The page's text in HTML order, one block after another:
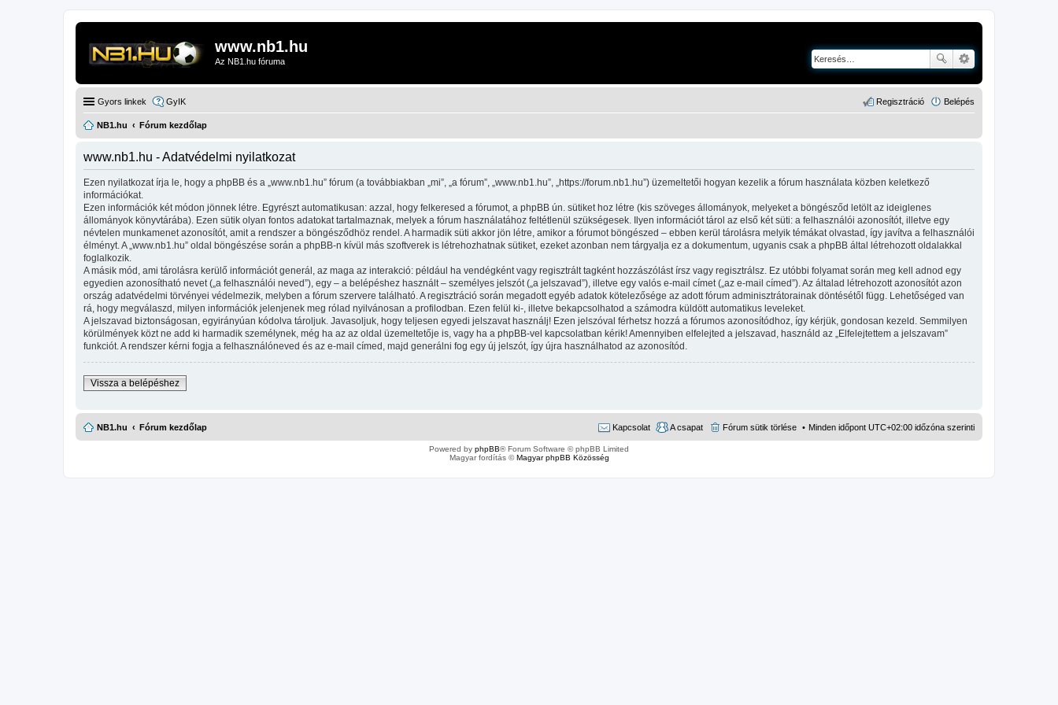
www.nb1.hu
Az NB1.hu fóruma
Gyors linkek GyIK Belépés
Regisztráció
NB1.hu Fórum kezdőlap
www.nb1.hu - Adatvédelmi nyilatkozat
Ezen nyilatkozat írja le, hogy a phpBB és a „www.nb1.hu” fórum (a továbbiakban „mi”, „a fórum”, „www.nb1.hu”, „https://forum.nb1.hu”) üzemeltetői hogyan kezelik a fórum használata közben keletkező
információkat.
Ezen információk két módon jönnek létre. Egyrészt automatikusan: azzal, hogy felkeresed a fórumot, a phpBB ún. sütiket hoz létre (kis szöveges állományok, melyeket a böngésződ letölt az ideiglenes
állományok könyvtárába). Ezen sütik olyan fontos adatokat tartalmaznak, melyek a fórum használatához feltétlenül szükségesek. Ilyen információt tárol az első két süti: a felhasználói azonosítót, illetve egy
névtelen munkamenet azonosítót, amit a rendszer a böngésződhöz rendel. A harmadik süti akkor jön létre, amikor a fórumot böngészed – ebben kerül tárolásra melyik témákat olvastad, így javítva a felhasználói
élményt. A „www.nb1.hu” oldal böngészése során a phpBB-n kívül más szoftverek is létrehozhatnak sütiket, ezeket azonban nem tárgyalja ez a dokumentum, ugyanis csak a phpBB által létrehozott oldalakkal
foglalkozik.
A másik mód, ami tárolásra kerülő információt generál, az maga az interakció: például ha vendégként vagy regisztrált tagként hozzászólást írsz vagy regisztrálsz. Ez utóbbi folyamat során meg kell adnod egy
egyedien azonosítható nevet („a felhasználói neved”), egy – a belépéshez használt – személyes jelszót („a jelszavad”), illetve egy valós e-mail címet („az e-mail címed”). Az általad létrehozott azonosítót azon
ország adatvédelmi törvényei védelmezik, melyben a fórum szervere található. A regisztráció során megadott egyéb adatok kötelezősége az adott fórum adminisztrátorainak döntésétől függ. Lehetőséged van
rá, hogy megválaszd, milyen információk jelenjenek meg rólad nyilvánosan a profilodban. Ezen felül ki-, illetve bekapcsolhatod a számodra küldött automatikus leveleket.
A jelszavad biztonságosan, egyirányúan kódolva tároljuk. Javasoljuk, hogy teljesen egyedi jelszavat használj! Ezen jelszóval férhetsz hozzá a fórumos azonosítódhoz, így kérjük, gondosan kezeld. Semmilyen
körülmények közt ne add ki harmadik személynek, még ha az az oldal üzemeltetője is, vagy ha a phpBB-vel kapcsolatban kérik! Amennyiben elfelejted a jelszavad, használd az „Elfelejtettem a jelszavam”
funkciót. A rendszer kérni fogja a felhasználóneved és az e-mail címed, majd generálni fog egy új jelszót, így újra használhatod az azonosítód.
Vissza a belépéshez
NB1.hu Fórum kezdőlap Minden időpont UTC+02:00 időzóna szerinti
Fórum sütik törlése
A csapat
Kapcsolat
Powered by phpBB® Forum Software © phpBB Limited
Magyar fordítás ©Magyar phpBB Közösség